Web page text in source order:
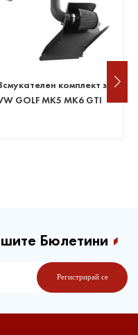
комплект за
GOLF MK5 MK6 GTI
Бюлетини